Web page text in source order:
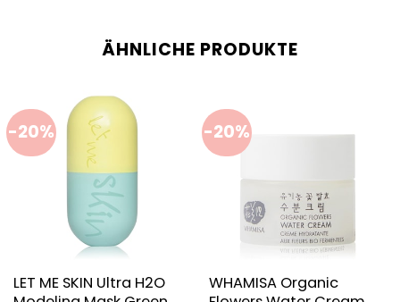
ÄHNLICHE PRODUKTE
-20%
LET ME SKIN Ultra H2O
-20%
WHAMISA Organic